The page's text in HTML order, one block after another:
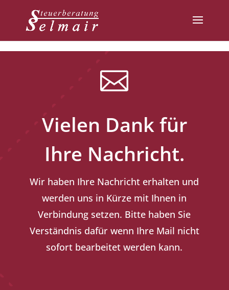

Vielen Dank für
Ihre Nachricht.
Wir haben Ihre Nachricht erhalten und
werden uns in Kürze mit Ihnen in
Verbindung setzen. Bitte haben Sie
Verständnis dafür wenn Ihre Mail nicht
sofort bearbeitet werden kann.